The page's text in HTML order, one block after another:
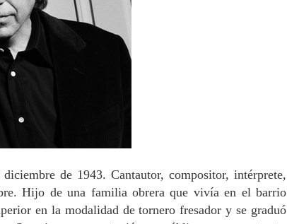
de 1943. Cantautor, compositor, intérprete,
Hijo de una familia obrera que vivía en el barrio
en la modalidad de tornero fresador y se graduó